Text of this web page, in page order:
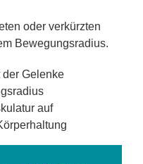
oder verkürzten
Bewegungsradius.
Gelenke
auf